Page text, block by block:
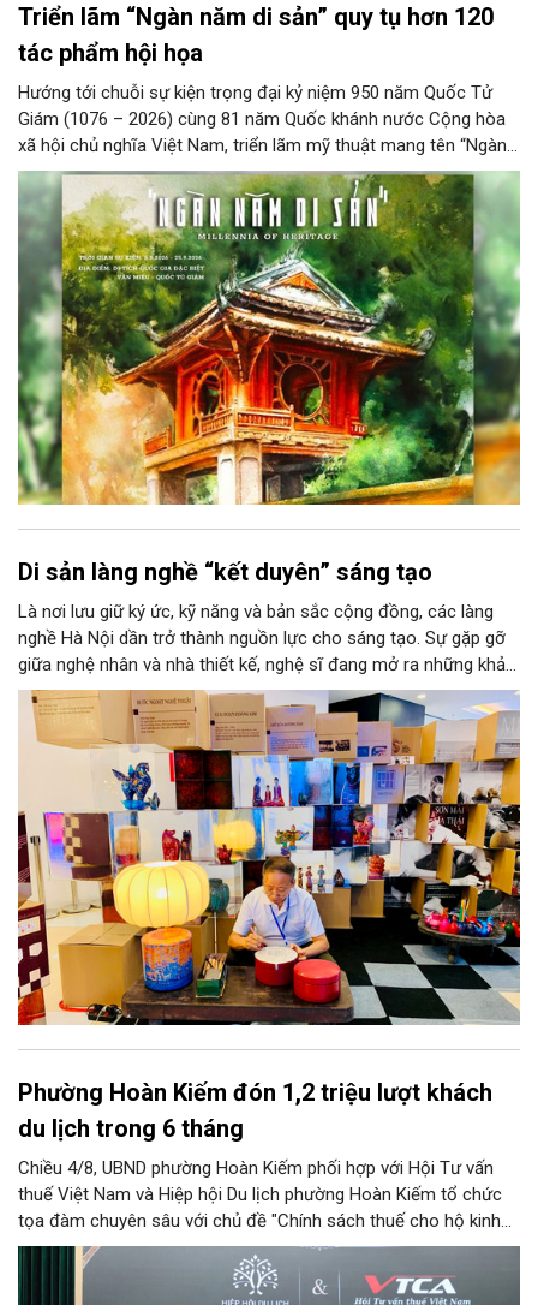
Triển lãm “Ngàn năm di sản” quy tụ hơn 120
tác phẩm hội họa
Hướng tới chuỗi sự kiện trọng đại kỷ niệm 950 năm Quốc Tử
Giám (1076 – 2026) cùng 81 năm Quốc khánh nước Cộng hòa
xã hội chủ nghĩa Việt Nam, triển lãm mỹ thuật mang tên “Ngàn
năm di sản” sẽ chính thức khai mạc vào ngày 8/8 tại Nhà Thái
Học, Di tích Quốc gia đặc biệt Văn Miếu – Quốc Tử Giám. Sự
kiện kéo dài đến ngày 25/9/2026 hứa hẹn trở thành điểm đến
văn hóa đầy sức hút, góp phần làm phong phú đời sống nghệ
thuật của Thủ đô trong mùa thu này.
Di sản làng nghề “kết duyên” sáng tạo
Là nơi lưu giữ ký ức, kỹ năng và bản sắc cộng đồng, các làng
nghề Hà Nội dần trở thành nguồn lực cho sáng tạo. Sự gặp gỡ
giữa nghệ nhân và nhà thiết kế, nghệ sĩ đang mở ra những khả
năng phát triển mới cho thủ công đương đại trên nền tảng di
sản. Từ những cuộc “kết duyên” đầy cảm hứng ấy, Hà Nội đang
khơi thông mạch ngầm của hệ sinh thái thủ công, biến vốn cổ
thành động lực bền vững cho tương lai.
Phường Hoàn Kiếm đón 1,2 triệu lượt khách
du lịch trong 6 tháng
Chiều 4/8, UBND phường Hoàn Kiếm phối hợp với Hội Tư vấn
thuế Việt Nam và Hiệp hội Du lịch phường Hoàn Kiếm tổ chức
tọa đàm chuyên sâu với chủ đề "Chính sách thuế cho hộ kinh
doanh và doanh nghiệp du lịch".